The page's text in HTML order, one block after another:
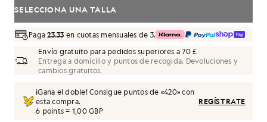
SELECCIONA UNA TALLA
Paga23.33 en cuotas mensuales de 3.
Envío gratuito para pedidos superiores a 70 £
Entrega a domicilio y puntos de recogida. Devoluciones y
cambios gratuitos.
¡Gana el doble! Consigue puntos de «420» con
esta compra.
6 points = 1,00 GBP
REGÍSTRATE